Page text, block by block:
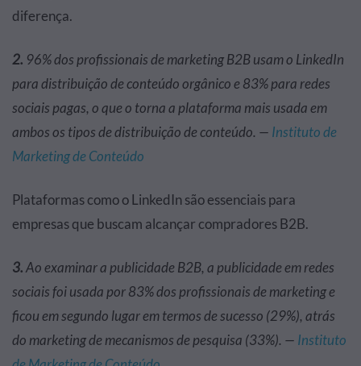
diferença.
2. 96% dos profissionais de marketing B2B usam o LinkedIn
para distribuição de conteúdo orgânico e 83% para redes
sociais pagas, o que o torna a plataforma mais usada em
ambos os tipos de distribuição de conteúdo. — Instituto de
Marketing de Conteúdo
Plataformas como o LinkedIn são essenciais para
empresas que buscam alcançar compradores B2B.
3.Ao examinar a publicidade B2B, a publicidade em redes
sociais foi usada por 83% dos profissionais de marketing e
ficou em segundo lugar em termos de sucesso (29%), atrás
do marketing de mecanismos de pesquisa (33%). — Instituto